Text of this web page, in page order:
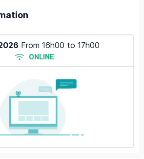
From 16h00 to 17h00
ONLINE